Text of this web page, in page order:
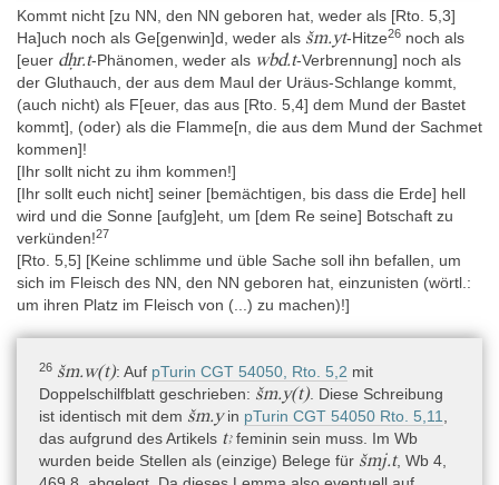
Kommt nicht [zu NN, den NN geboren hat, weder als [Rto. 5,3]
Ha]uch noch als Ge[genwin]d, weder als šm.yt-Hitze26 noch als
[euer dḥr.t-Phänomen, weder als wbd.t-Verbrennung] noch als
der Gluthauch, der aus dem Maul der Uräus-Schlange kommt,
(auch nicht) als F[euer, das aus [Rto. 5,4] dem Mund der Bastet
kommt], (oder) als die Flamme[n, die aus dem Mund der Sachmet
kommen]!
[Ihr sollt nicht zu ihm kommen!]
[Ihr sollt euch nicht] seiner [bemächtigen, bis dass die Erde] hell
wird und die Sonne [aufg]eht, um [dem Re seine] Botschaft zu
verkünden!27
[Rto. 5,5] [Keine schlimme und üble Sache soll ihn befallen, um
sich im Fleisch des NN, den NN geboren hat, einzunisten (wörtl.:
um ihren Platz im Fleisch von (...) zu machen)!]
26 šm.w(t): Auf pTurin CGT 54050, Rto. 5,2 mit
Doppelschilfblatt geschrieben: šm.y(t). Diese Schreibung
ist identisch mit dem šm.yin pTurin CGT 54050 Rto. 5,11
das aufgrund des Artikels tꜣfeminin sein muss. Im Wb
wurden beide Stellen als (einzige) Belege für šmj.t, Wb 4,